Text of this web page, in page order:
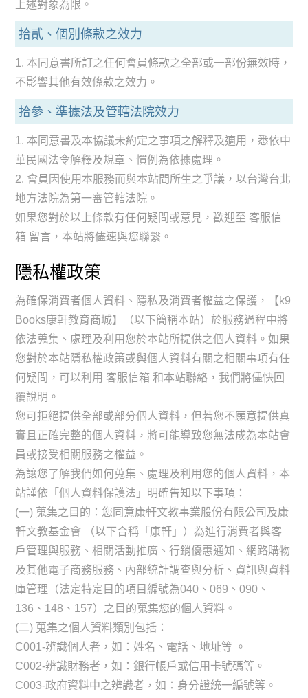
上述對象為限。
拾貳、個別條款之效力
1. 本同意書所訂之任何會員條款之全部或一部份無效時，
不影響其他有效條款之效力。
拾參、準據法及管轄法院效力
1. 本同意書及本協議未約定之事項之解釋及適用，悉依中
華民國法令解釋及規章、慣例為依據處理。
2. 會員因使用本服務而與本站間所生之爭議，以台灣台北
地方法院為第一審管轄法院。
如果您對於以上條款有任何疑問或意見，歡迎至 客服信
箱 留言，本站將儘速與您聯繫。
隱私權政策
為確保消費者個人資料、隱私及消費者權益之保護，【k9
Books康軒教育商城】（以下簡稱本站）於服務過程中將
依法蒐集、處理及利用您於本站所提供之個人資料。如果
您對於本站隱私權政策或與個人資料有關之相關事項有任
何疑問，可以利用 客服信箱 和本站聯絡，我們將儘快回
覆說明。
您可拒絕提供全部或部分個人資料，但若您不願意提供真
實且正確完整的個人資料，將可能導致您無法成為本站會
員或接受相關服務之權益。
為讓您了解我們如何蒐集、處理及利用您的個人資料，本
站謹依「個人資料保護法」明確告知以下事項：
(一) 蒐集之目的：您同意康軒文教事業股份有限公司及康
軒文教基金會 （以下合稱「康軒」）為進行消費者與客
戶管理與服務、相關活動推廣、行銷優惠通知、網路購物
及其他電子商務服務、內部統計調查與分析、資訊與資料
庫管理（法定特定目的項目編號為040、069、090、
136、148、157）之目的蒐集您的個人資料。
(二) 蒐集之個人資料類別包括：
C001-辨識個人者，如：姓名、電話、地址等 。
C002-辨識財務者，如：銀行帳戶或信用卡號碼等。
C003-政府資料中之辨識者，如：身分證統一編號等。